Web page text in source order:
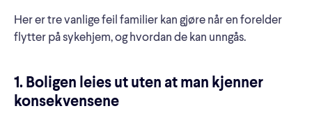
Her er tre vanlige feil familier kan gjøre når en forelder
flytter på sykehjem, og hvordan de kan unngås.
1. Boligen leies ut uten at man kjenner
konsekvensene